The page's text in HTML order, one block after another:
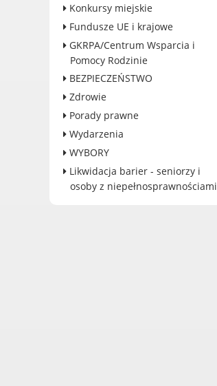
KONTAKT
Dane adresowe, wydziały i
sprawy
Konkursy miejskie
Fundusze UE i krajowe
GKRPA/Centrum Wsparcia i
Pomocy Rodzinie
BEZPIECZEŃSTWO
Zdrowie
Porady prawne
Wydarzenia
WYBORY
Likwidacja barier - seniorzy i
osoby z niepełnosprawnościami